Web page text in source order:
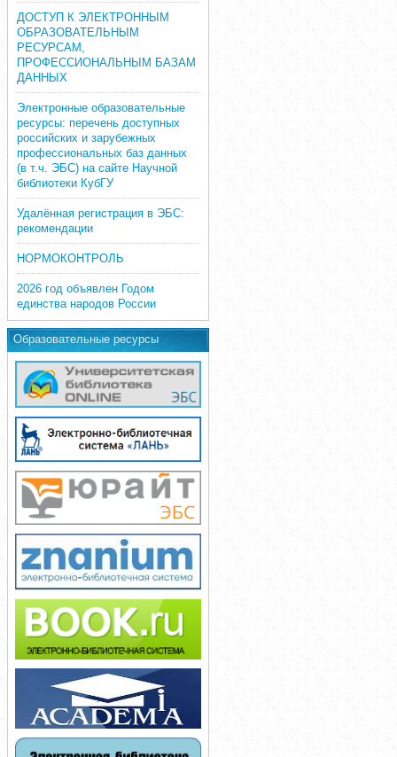
ДОСТУП К ЭЛЕКТРОННЫМ
ОБРАЗОВАТЕЛЬНЫМ
РЕСУРСАМ,
ПРОФЕССИОНАЛЬНЫМ БАЗАМ
ДАННЫХ
Электронные образовательные
ресурсы: перечень доступных
российских и зарубежных
профессиональных баз данных
(в т.ч. ЭБС) на сайте Научной
библиотеки КубГУ
Удалённая регистрация в ЭБС:
рекомендации
НОРМОКОНТРОЛЬ
2026 год объявлен Годом
единства народов России
Образовательные ресурсы